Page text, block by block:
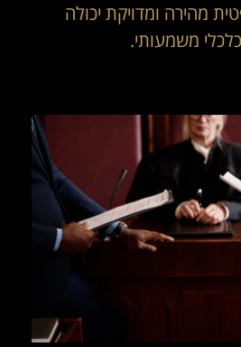
מהירה ומדויקת יכולה
משמעותי.